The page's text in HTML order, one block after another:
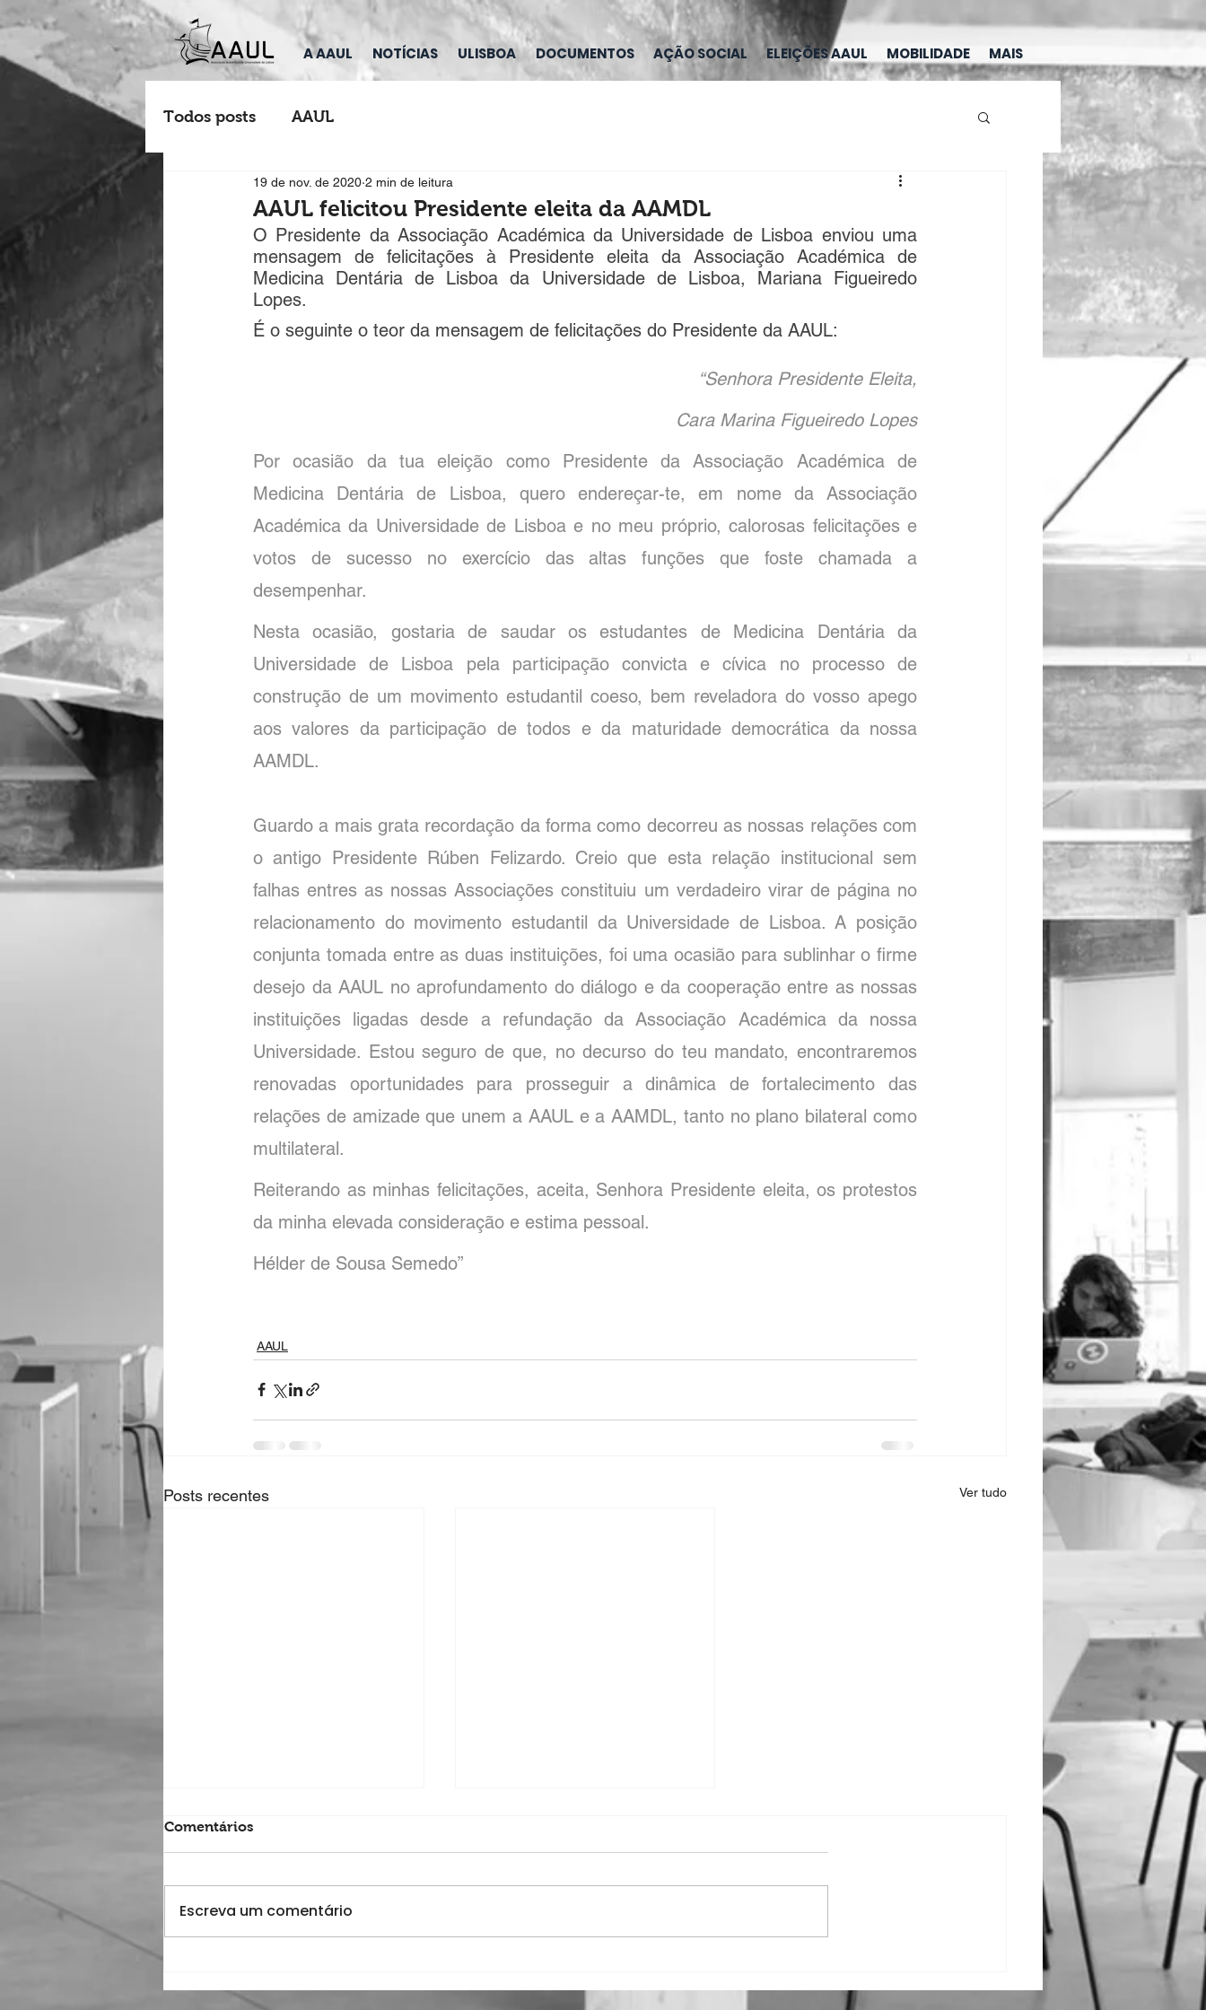
A AAUL NOTÍCIAS ULISBOA DOCUMENTOS AÇÃO SOCIAL ELEIÇÕES AAUL MOBILIDADE MAIS
Todos posts AAUL
AAUL felicitou Presidente eleita da AAMDL
19 de nov. de 2020 2 min de leitura
O Presidente da Associação Académica da Universidade de Lisboa enviou uma
mensagem de felicitações à Presidente eleita da Associação Académica de
Medicina Dentária de Lisboa da Universidade de Lisboa, Mariana Figueiredo
Lopes.
É o seguinte o teor da mensagem de felicitações do Presidente da AAUL:
“Senhora Presidente Eleita,
Cara Marina Figueiredo Lopes
Por ocasião da tua eleição como Presidente da Associação Académica de
Medicina Dentária de Lisboa, quero endereçar-te, em nome da Associação
Académica da Universidade de Lisboa e no meu próprio, calorosas felicitações e
votos de sucesso no exercício das altas funções que foste chamada a
desempenhar.
Nesta ocasião, gostaria de saudar os estudantes de Medicina Dentária da
Universidade de Lisboa pela participação convicta e cívica no processo de
construção de um movimento estudantil coeso, bem reveladora do vosso apego
aos valores da participação de todos e da maturidade democrática da nossa
AAMDL.
Guardo a mais grata recordação da forma como decorreu as nossas relações com
o antigo Presidente Rúben Felizardo. Creio que esta relação institucional sem
falhas entres as nossas Associações constituiu um verdadeiro virar de página no
relacionamento do movimento estudantil da Universidade de Lisboa. A posição
conjunta tomada entre as duas instituições, foi uma ocasião para sublinhar o firme
desejo da AAUL no aprofundamento do diálogo e da cooperação entre as nossas
instituições ligadas desde a refundação da Associação Académica da nossa
Universidade. Estou seguro de que, no decurso do teu mandato, encontraremos
renovadas oportunidades para prosseguir a dinâmica de fortalecimento das
relações de amizade que unem a AAUL e a AAMDL, tanto no plano bilateral como
multilateral.
Reiterando as minhas felicitações, aceita, Senhora Presidente eleita, os protestos
da minha elevada consideração e estima pessoal.
Hélder de Sousa Semedo”
AAUL
Posts recentes Ver tudo
Comentários
Escreva um comentário